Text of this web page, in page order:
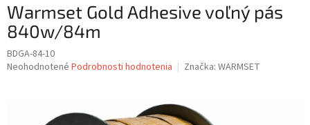
Warmset Gold Adhesive voľný pás
840w/84m
BDGA-84-10
Priemerné
Neohodnotené Podrobnosti hodnotenia Značka: WARMSET